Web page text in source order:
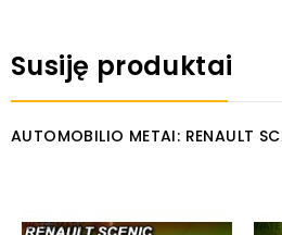
Susiję produktai
AUTOMOBILIO METAI: RENAULT